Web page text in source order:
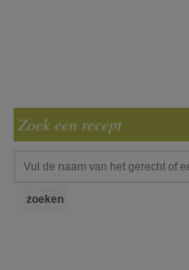
Zoek een recept